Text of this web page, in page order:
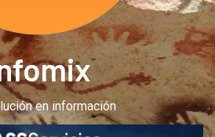
en información